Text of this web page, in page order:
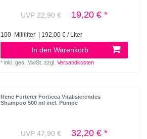
UVP 22,90 € 19,20 € *
100 Milliliter | 192,00 € / Liter
In den Warenkorb
*inkl. ges. MwSt. zzgl.Versandkosten
Rene Furterer Forticea Vitalisierendes
Shampoo 500 ml incl. Pumpe
UVP 47,90 € 32,20 € *